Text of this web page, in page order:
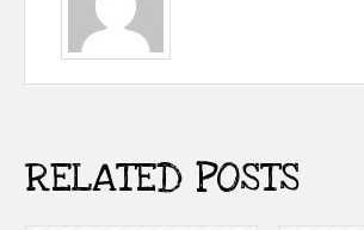
RELATED POSTS